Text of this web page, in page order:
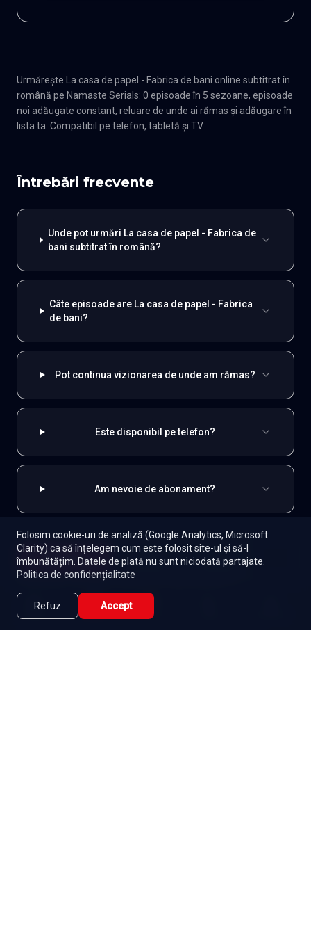
Folosim cookie-uri de analiză (Google Analytics, Microsoft
Clarity) ca să înțelegem cum este folosit site-ul și să-l
îmbunătățim. Datele de plată nu sunt niciodată partajate.
Politica de confidențialitate
Refuz Accept
Urmărește La casa de papel - Fabrica de bani online subtitrat în
română pe Namaste Serials: 0 episoade în 5 sezoane, episoade
noi adăugate constant, reluare de unde ai rămas și adăugare în
lista ta. Compatibil pe telefon, tabletă și TV.
Întrebări frecvente
Unde pot urmări La casa de papel - Fabrica de
bani subtitrat în română?
Câte episoade are La casa de papel - Fabrica
de bani?
Pot continua vizionarea de unde am rămas?
Este disponibil pe telefon?
Am nevoie de abonament?
EXPLOREAZĂ ȘI
Seriale de dramă Seriale de familie
Seriale gratuite
Începe Episoade Lista mea
Filme